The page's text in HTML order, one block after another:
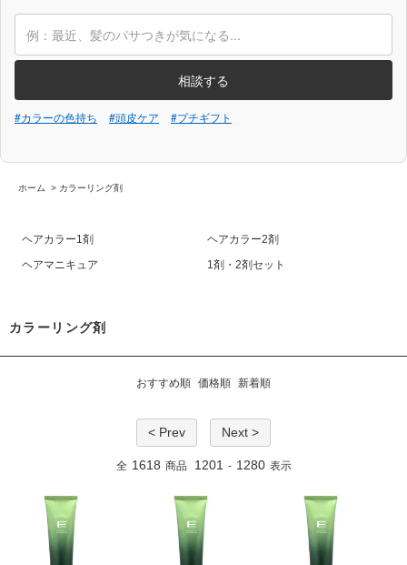
相談する
#カラーの色持ち #頭皮ケア #プチギフト
ホーム > カラーリング剤
ヘアカラー1剤
ヘアカラー2剤
ヘアマニキュア
1剤・2剤セット
カラーリング剤
おすすめ順 価格順 新着順
< Prev Next >
全 1618 商品 1201 - 1280 表示